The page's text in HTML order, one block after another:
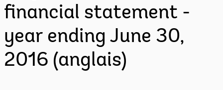
financial statement -
year ending June 30,
2016 (anglais)